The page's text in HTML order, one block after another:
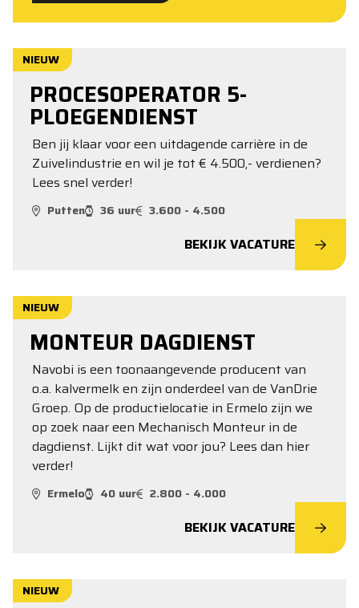
NIEUW
PROCESOPERATOR 5-
PLOEGENDIENST
Ben jij klaar voor een uitdagende carrière in de
Zuivelindustrie en wil je tot € 4.500,- verdienen?
Lees snel verder!
Putten 36 uur 3.600 - 4.500
BEKIJK VACATURE
NIEUW
MONTEUR DAGDIENST
Navobi is een toonaangevende producent van
o.a. kalvermelk en zijn onderdeel van de VanDrie
Groep. Op de productielocatie in Ermelo zijn we
op zoek naar een Mechanisch Monteur in de
dagdienst. Lijkt dit wat voor jou? Lees dan hier
verder!
Ermelo 40 uur 2.800 - 4.000
BEKIJK VACATURE
NIEUW